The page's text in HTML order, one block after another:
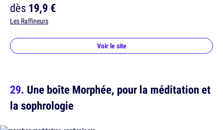
dès19,9 €
Les Raffineurs
Voir le site
Une boîte Morphée, pour la méditation et
la sophrologie